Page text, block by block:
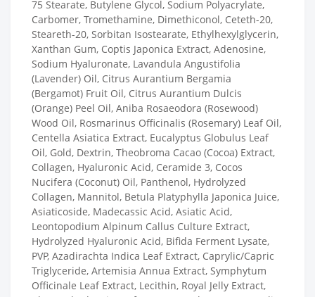
75 Stearate, Butylene Glycol, Sodium Polyacrylate,
Carbomer, Tromethamine, Dimethiconol, Ceteth-20,
Steareth-20, Sorbitan Isostearate, Ethylhexylglycerin,
Xanthan Gum, Coptis Japonica Extract, Adenosine,
Sodium Hyaluronate, Lavandula Angustifolia
(Lavender) Oil, Citrus Aurantium Bergamia
(Bergamot) Fruit Oil, Citrus Aurantium Dulcis
(Orange) Peel Oil, Aniba Rosaeodora (Rosewood)
Wood Oil, Rosmarinus Officinalis (Rosemary) Leaf Oil,
Centella Asiatica Extract, Eucalyptus Globulus Leaf
Oil, Gold, Dextrin, Theobroma Cacao (Cocoa) Extract,
Collagen, Hyaluronic Acid, Ceramide 3, Cocos
Nucifera (Coconut) Oil, Panthenol, Hydrolyzed
Collagen, Mannitol, Betula Platyphylla Japonica Juice,
Asiaticoside, Madecassic Acid, Asiatic Acid,
Leontopodium Alpinum Callus Culture Extract,
Hydrolyzed Hyaluronic Acid, Bifida Ferment Lysate,
PVP, Azadirachta Indica Leaf Extract, Caprylic/Capric
Triglyceride, Artemisia Annua Extract, Symphytum
Officinale Leaf Extract, Lecithin, Royal Jelly Extract,